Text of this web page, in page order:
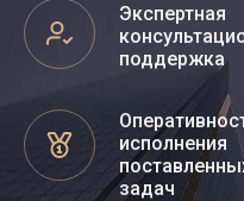
Экспертная
поддержка
исполнения
задач